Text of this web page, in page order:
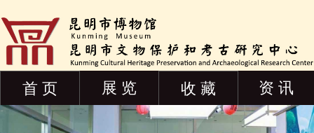
首 页 展 览 收 藏 资 讯